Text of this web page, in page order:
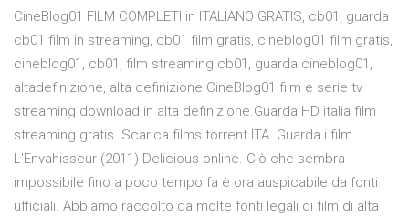
CineBlog01 FILM COMPLETI in ITALIANO GRATIS, cb01, guarda
cb01 film in streaming, cb01 film gratis, cineblog01 film gratis,
cineblog01, cb01, film streaming cb01, guarda cineblog01,
altadefinizione, alta definizione CineBlog01 film e serie tv
streaming download in alta definizione.Guarda HD italia film
streaming gratis. Scarica films torrent ITA. Guarda i film
L'Envahisseur (2011) Delicious online. Ciò che sembra
impossibile fino a poco tempo fa è ora auspicabile da fonti
ufficiali. Abbiamo raccolto da molte fonti legali di film di alta